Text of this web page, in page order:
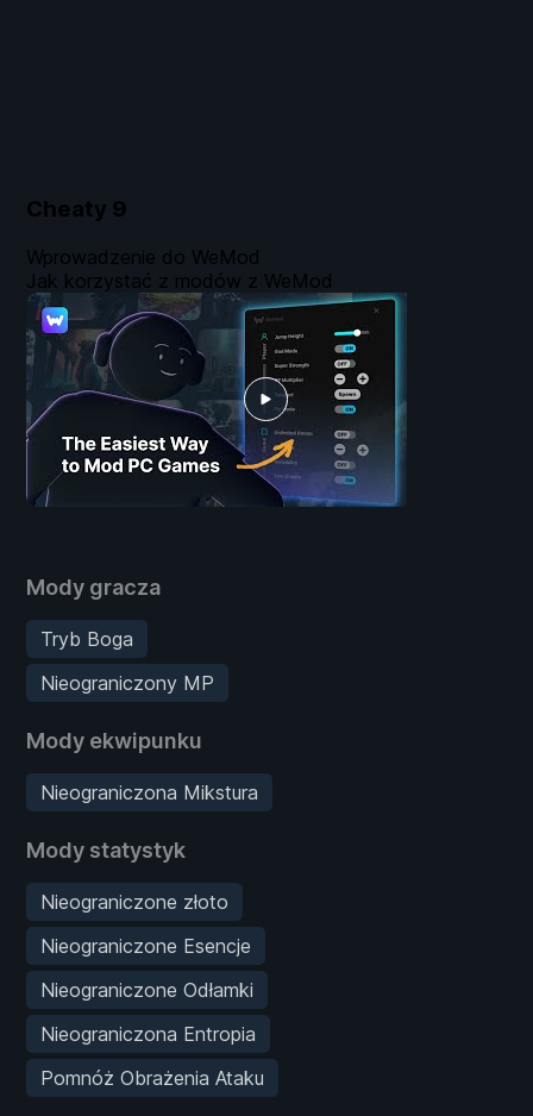
Cheaty 9
Mody gracza
Tryb Boga
Nieograniczony MP
Mody ekwipunku
Nieograniczona Mikstura
Mody statystyk
Nieograniczone złoto
Nieograniczone Esencje
Nieograniczone Odłamki
Nieograniczona Entropia
Pomnóż Obrażenia Ataku
Wprowadzenie do WeMod
Jak korzystać z modów z WeMod